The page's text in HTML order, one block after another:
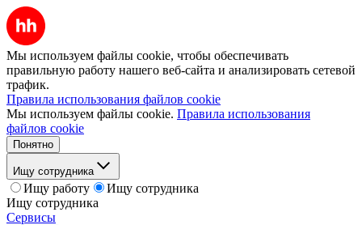
Мы используем файлы cookie, чтобы обеспечивать
правильную работу нашего веб-сайта и анализировать сетевой
трафик.
Правила использования файлов cookie
Мы используем файлы cookie. Правила использования
файлов cookie
Понятно
Ищу сотрудника
Ищу работу
Ищу сотрудника
Ищу сотрудника
Сервисы